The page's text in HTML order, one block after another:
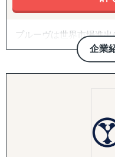
精度の高い情報収集と
【実績のある国】
東アジア >>> 中国・韓
南アジア >>> インド・
ン・バングラデシュ
成・コンテンツ戦略・
貫で対応。Walmart EC
も対応します。
4. 規制対応（FDA）・
食品・化粧品の米国販
入代行、現地倉庫・物
を代行・伴走します。
・現地プロモーション
2. 設立準備および手続
・現地法人の設立や駐
・法規制・ライセンス
3. 人的支援
・現地人材の採用およ
4. 海外進出戦略・事業
・持続可能なビジネス
企業
プルーヴは世界市場進
サポートを行っている企
「グローバルを身近に
に精通したコンサルタ
連携による「現地のリ